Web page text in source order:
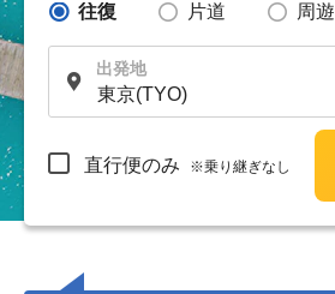
往復 片道 周遊
出発地
直行便のみ ※乗り継ぎなし